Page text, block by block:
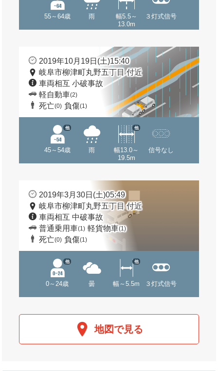
55～64歳 雨
幅5.5～
13.0m
３灯式信号
2019年10月19日(土)15:40
岐阜市柳津町丸野五丁目 付近
車両相互 小破事故
軽自動車(2)
死亡(0) 負傷(1)
45～54歳
他
雨
幅13.0～
19.5m
他
信号なし
2019年3月30日(土)05:49
岐阜市柳津町丸野五丁目 付近
車両相互 中破事故
普通乗用車(1) 軽貨物車(1)
死亡(0) 負傷(1)
0～24歳
他
曇 幅～5.5m
他
３灯式信号
地図で見る